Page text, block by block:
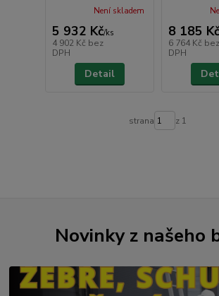
5 932 Kč/ks
4 902 Kč bez
DPH
Není skladem
Detail
8 185 Kč
6 764 Kč bez
DPH
strana z 1
Novinky z našeho